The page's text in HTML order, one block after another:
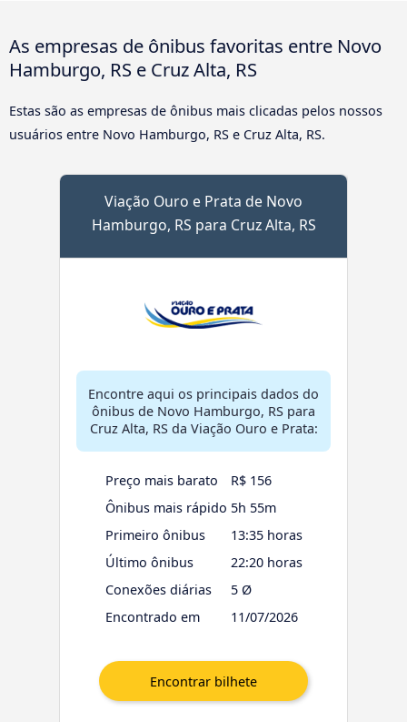
As empresas de ônibus favoritas entre Novo
Hamburgo, RS e Cruz Alta, RS
Estas são as empresas de ônibus mais clicadas pelos nossos
usuários entre Novo Hamburgo, RS e Cruz Alta, RS.
Viação Ouro e Prata de Novo
Hamburgo, RS para Cruz Alta, RS
Encontre aqui os principais dados do
ônibus de Novo Hamburgo, RS para
Cruz Alta, RS da Viação Ouro e Prata:
Preço mais barato
R$ 156
Ônibus mais rápido 5h 55m
Primeiro ônibus
13:35 horas
Último ônibus
22:20 horas
Conexões diárias
5 Ø
Encontrado em
11/07/2026